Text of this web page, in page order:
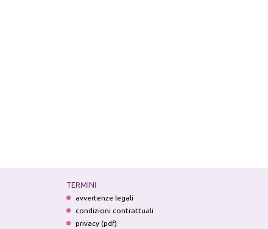
TERMINI
avvertenze legali
condizioni contrattuali
privacy (pdf)